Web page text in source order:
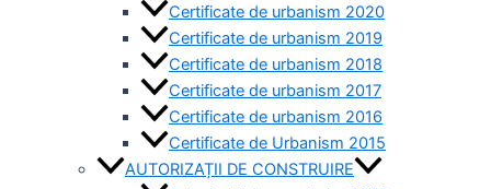
Certificate de urbanism 2020
Certificate de urbanism 2019
Certificate de urbanism 2018
Certificate de urbanism 2017
Certificate de urbanism 2016
Certificate de Urbanism 2015
AUTORIZAȚII DE CONSTRUIRE